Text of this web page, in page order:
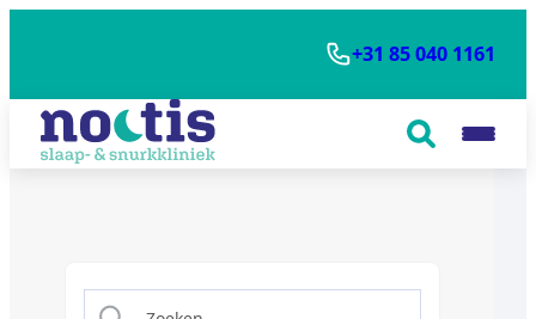
+31 85 040 1161